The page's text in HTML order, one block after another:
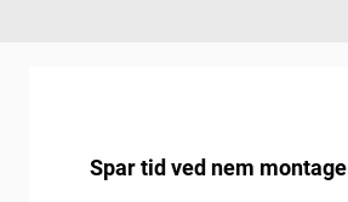
Spar tid ved nem montage